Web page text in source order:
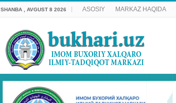
SHANBA , AVGUST 8 2026 ASOSIY MARKAZ HAQIDA